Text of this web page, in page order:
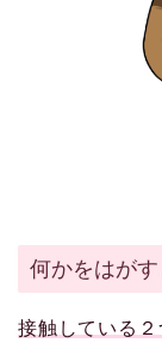
何かをはがす
接触している